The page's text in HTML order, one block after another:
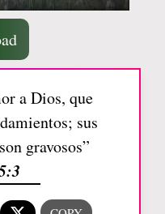
a Dios, que
sus
gravosos”